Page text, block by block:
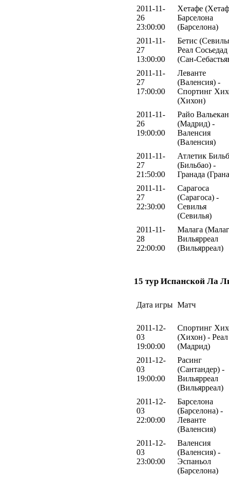
2011-11-
26
23:00:00
Хетафе
Барселона
(Барселона)
2011-11-
27
13:00:00
Бетис
Реал Сосьедад
(Сан-
2011-11-
27
17:00:00
Леванте
(Валенсия) -
Спортинг
(Хихон)
2011-11-
26
19:00:00
Райо
(Мадрид) -
Валенсия
(Валенсия)
2011-11-
27
21:50:00
Атлетик
(Бильбао) -
Гранада
2011-11-
27
22:30:00
Сарагоса
(Сарагоса) -
Севилья
(Севилья)
2011-11-
28
22:00:00
Малага
Вильярреал
(Вильярреал)
15 тур Испанской Ла
Дата игры Матч
2011-12-
03
19:00:00
Спортинг
(Хихон) -
(Мадрид)
2011-12-
03
19:00:00
Расинг
(Сантандер) -
Вильярреал
(Вильярреал)
2011-12-
03
22:00:00
Барселона
(Барселона) -
Леванте
(Валенсия)
2011-12-
03
23:00:00
Валенсия
(Валенсия) -
Эспаньол
(Барселона)